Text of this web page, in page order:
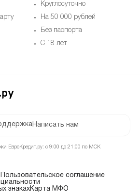
Круглосуточно
На 50 000 рублей
Без паспорта
С 18 лет
Написать нам
ЕвроКредит.ру: с 9:00 до 21:00 по МСК
Пользовательское соглашение
знакахКарта МФО